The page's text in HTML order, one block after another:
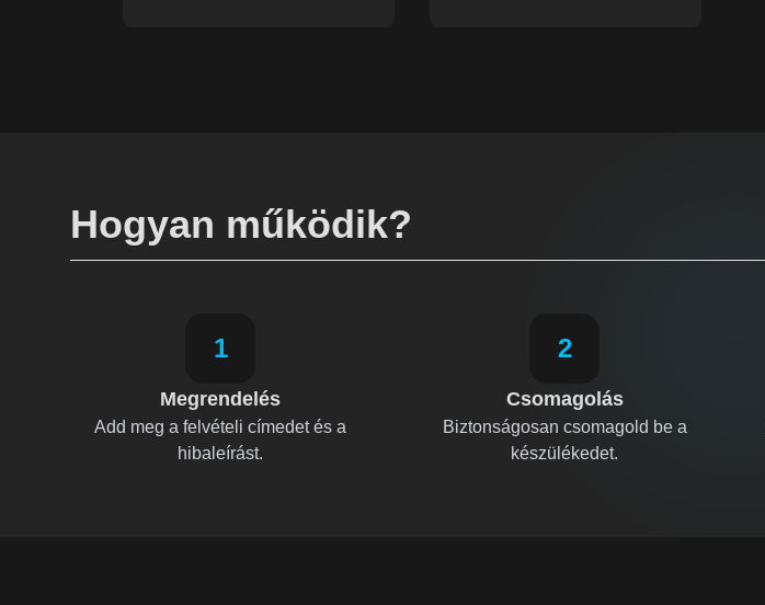
Hogyan működik?
1
Megrendelés
Add meg a felvételi címedet és a
hibaleírást.
2
Csomagolás
Biztonságosan csomagold be a
készülékedet.